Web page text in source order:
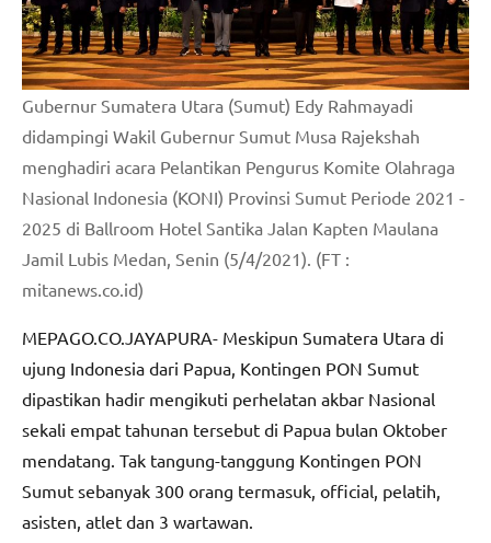
Gubernur Sumatera Utara (Sumut) Edy Rahmayadi
didampingi Wakil Gubernur Sumut Musa Rajekshah
menghadiri acara Pelantikan Pengurus Komite Olahraga
Nasional Indonesia (KONI) Provinsi Sumut Periode 2021 -
2025 di Ballroom Hotel Santika Jalan Kapten Maulana
Jamil Lubis Medan, Senin (5/4/2021). (FT :
mitanews.co.id)
MEPAGO.CO.JAYAPURA- Meskipun Sumatera Utara di
ujung Indonesia dari Papua, Kontingen PON Sumut
dipastikan hadir mengikuti perhelatan akbar Nasional
sekali empat tahunan tersebut di Papua bulan Oktober
mendatang. Tak tangung-tanggung Kontingen PON
Sumut sebanyak 300 orang termasuk, official, pelatih,
asisten, atlet dan 3 wartawan.